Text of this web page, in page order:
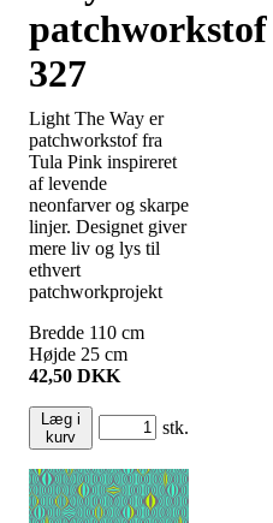
patchworkstof
327
Light The Way er
patchworkstof fra
Tula Pink inspireret
af levende
neonfarver og skarpe
linjer. Designet giver
mere liv og lys til
ethvert
patchworkprojekt
Bredde 110 cm
Højde 25 cm
42,50 DKK
Læg i
kurv
stk.